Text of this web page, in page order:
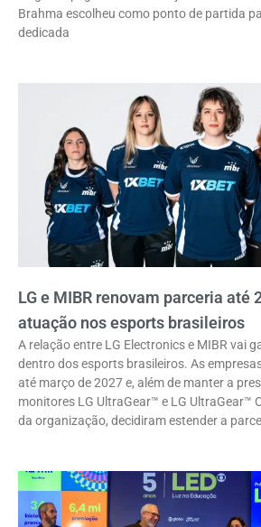
Brahma escolheu como ponto de partida
dedicada
LG e MIBR renovam parceria até
atuação nos esports brasileiros
A relação entre LG Electronics e MIBR vai
dentro dos esports brasileiros. As
até março de 2027 e, além de manter a
monitores LG UltraGear™ e LG UltraGear™
da organização, decidiram estender a